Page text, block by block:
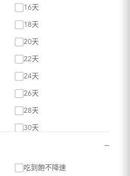
16天
18天
20天
22天
24天
26天
28天
30天
−
吃到飽不降速